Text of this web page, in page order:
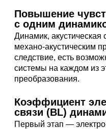
Повышение
с одним
Динамик, акустическая
механо-акустическим
следствие, есть
системы на каждом из
преобразования.
Коэффициент
связи (BL)
Первый этап —